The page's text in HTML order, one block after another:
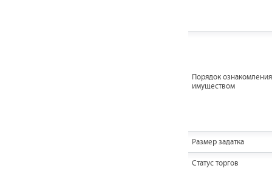
Порядок
имуществом
Размер задатка
Статус торгов